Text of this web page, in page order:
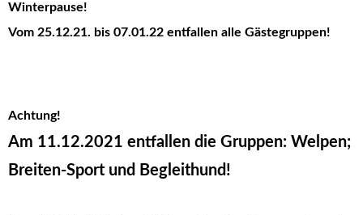
Winterpause!
Vom 25.12.21. bis 07.01.22 entfallen alle Gästegruppen!
Achtung!
Am 11.12.2021 entfallen die Gruppen: Welpen;
Breiten-Sport und Begleithund!